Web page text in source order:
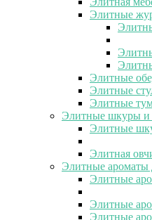
Элитные
Элитные
Элитные
Элитные
Элитные шкуры и
Элитные
Элитная
Элитные ароматы
Элитные
Элитные
Элитные